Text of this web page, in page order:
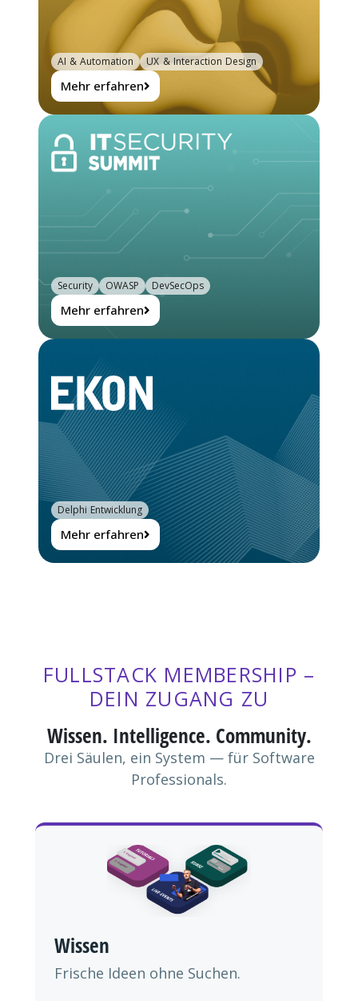
Mehr erfahren
AI & Automation UX & Interaction Design
Mehr erfahren
Security OWASP DevSecOps
Mehr erfahren
Delphi Entwicklung
FULLSTACK MEMBERSHIP –
DEIN ZUGANG ZU
Wissen. Intelligence. Community.
Drei Säulen, ein System — für Software
Professionals.
Wissen
Frische Ideen ohne Suchen.